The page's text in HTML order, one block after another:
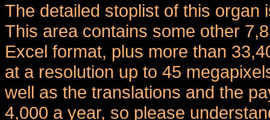
The detailed stoplist of this
This area contains some other
Excel format, plus more than
at a resolution up to 45
well as the translations and the
4,000 a year, so please